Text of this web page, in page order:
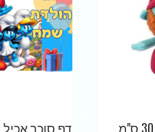
בובות פרווה 30 ס"מ דף סוכר